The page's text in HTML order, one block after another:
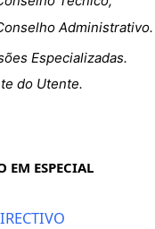
Administrativo.
Especializadas.
do Utente.
EM ESPECIAL